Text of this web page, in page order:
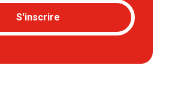
S'inscrire